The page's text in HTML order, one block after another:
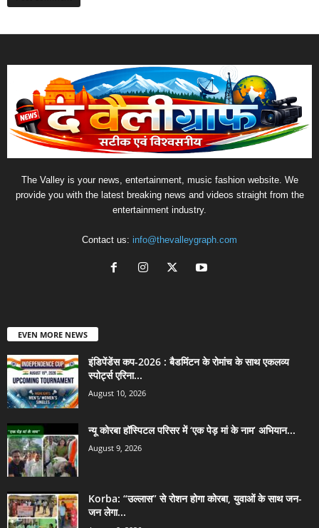
The Valley is your news, entertainment, music fashion website. We
provide you with the latest breaking news and videos straight from the
entertainment industry.
Contact us: info@thevalleygraph.com
EVEN MORE NEWS
इंडिपेंडेंस कप-2026 : बैडमिंटन के रोमांच के साथ एकलव्य
स्पोर्ट्स एरिना...
August 10, 2026
न्यू कोरबा हॉस्पिटल परिसर में ‘एक पेड़ मां के नाम’ अभियान...
August 9, 2026
Korba: “उल्लास” से रोशन होगा कोरबा, युवाओं के साथ जन-
जन लेगा...